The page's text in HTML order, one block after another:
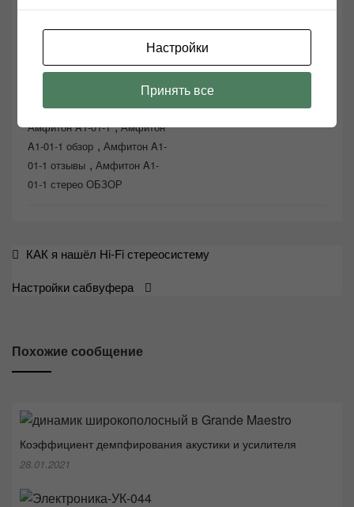
Амфитон A1-01 ,
Амфитон A1-01-1 ,Амфитон
A1-01-1 обзор , Амфитон A1-
01-1 отзывы , Амфитон A1-
01-1 стерео ОБЗОР
Навигация
записям
КАК я нашёл Hi-Fi стереосистему
Настройки сабвуфера
Похожие сообщение
Коэффициент демпфирования акустики и усилителя
28.01.2021
Настройки
Принять все